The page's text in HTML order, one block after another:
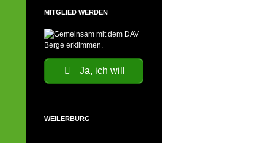
MITGLIED WERDEN
Ja, ich will
WEILERBURG